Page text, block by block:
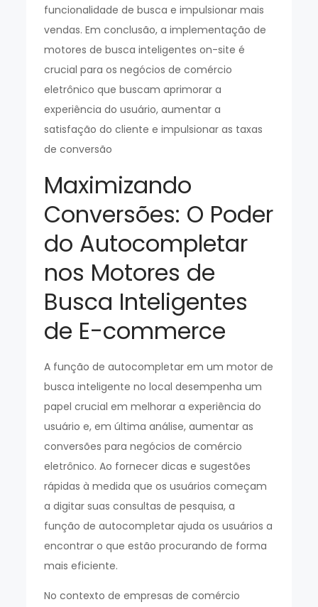
funcionalidade de busca e impulsionar mais
vendas. Em conclusão, a implementação de
motores de busca inteligentes on-site é
crucial para os negócios de comércio
eletrônico que buscam aprimorar a
experiência do usuário, aumentar a
satisfação do cliente e impulsionar as taxas
de conversão
Maximizando
Conversões: O Poder
do Autocompletar
nos Motores de
Busca Inteligentes
de E-commerce
A função de autocompletar em um motor de
busca inteligente no local desempenha um
papel crucial em melhorar a experiência do
usuário e, em última análise, aumentar as
conversões para negócios de comércio
eletrônico. Ao fornecer dicas e sugestões
rápidas à medida que os usuários começam
a digitar suas consultas de pesquisa, a
função de autocompletar ajuda os usuários a
encontrar o que estão procurando de forma
mais eficiente.
No contexto de empresas de comércio